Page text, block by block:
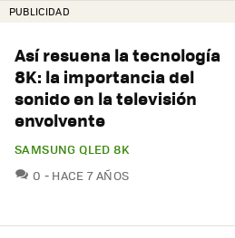
PUBLICIDAD
Así resuena la tecnología
8K: la importancia del
sonido en la televisión
envolvente
SAMSUNG QLED 8K
0 COMENTARIOS
HACE 7 AÑOS